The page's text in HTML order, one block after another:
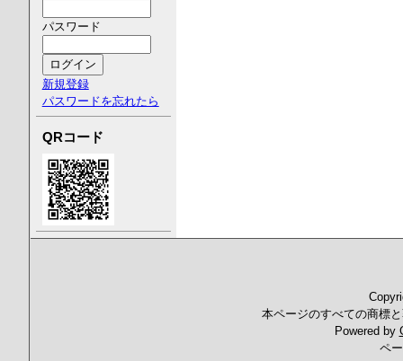
パスワード
新規登録
パスワードを忘れたら
QRコード
本ページのすべての商標
Powered by
ペ